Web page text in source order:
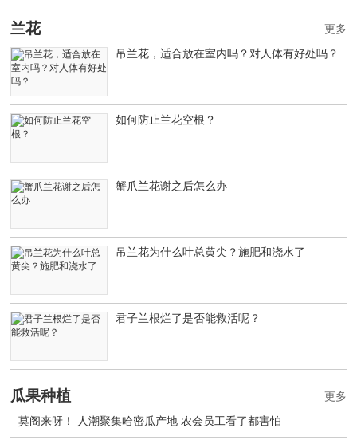
兰花
吊兰花，适合放在室内吗？对人体有好处吗？
如何防止兰花空根？
蟹爪兰花谢之后怎么办
吊兰花为什么叶总黄尖？施肥和浇水了
君子兰根烂了是否能救活呢？
更多
瓜果种植
莫阁来呀！ 人潮聚集哈密瓜产地 农会员工看了都害怕
更多